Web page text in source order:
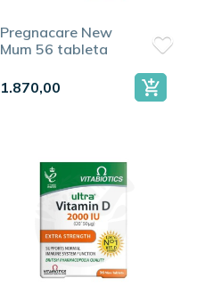
Pregnacare New
Mum 56 tableta
1.870,00